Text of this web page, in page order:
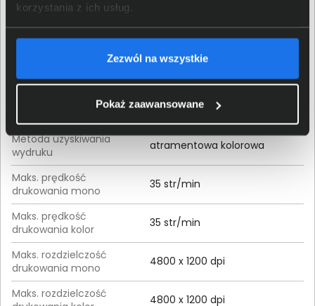
korzystania z ich usług.
Zezwól na wszystkie
Pokaż zaawansowane
Normatywny cykl pracy
(maksimum)
75000 stron
Zalecana miesięczna
2000 - 10000 stron
Drukowanie
Metoda uzyskiwania
wydruku
atramentowa kolorowa
Maks. prędkość
drukowania mono
35 str/min
Maks. prędkość
drukowania kolor
35 str/min
Maks. rozdzielczość
drukowania mono
4800 x 1200 dpi
Maks. rozdzielczość
4800 x 1200 dpi